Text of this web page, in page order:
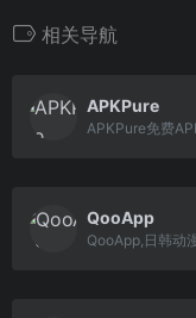
相关导航
APKPure
QooApp